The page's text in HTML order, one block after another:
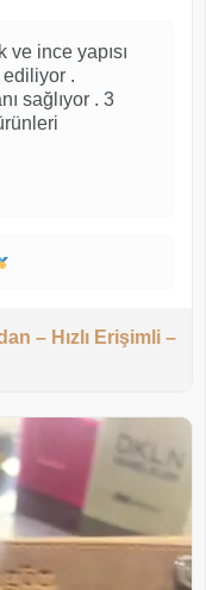
ince yapısı
.
sağlıyor . 3
– Hızlı Erişimli –